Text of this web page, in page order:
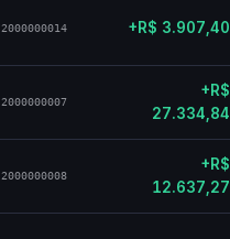
2000000014 +R$ 3.907,40
2000000007
+R$
27.334,84
2000000008
+R$
12.637,27